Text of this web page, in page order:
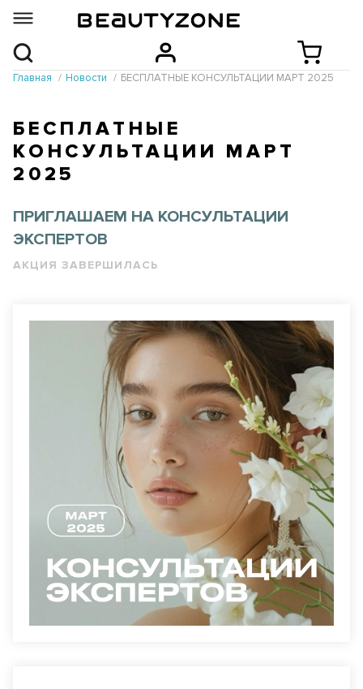
Главная Новости БЕСПЛАТНЫЕ КОНСУЛЬТАЦИИ МАРТ 2025
БЕСПЛАТНЫЕ
КОНСУЛЬТАЦИИ МАРТ
2025
ПРИГЛАШАЕМ НА КОНСУЛЬТАЦИИ
ЭКСПЕРТОВ
АКЦИЯ ЗАВЕРШИЛАСЬ